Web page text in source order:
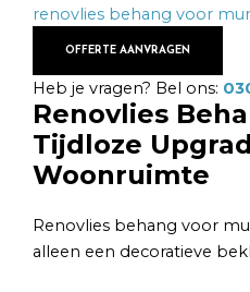
renovlies behang voor
OFFERTE AANVRAGEN
Heb je vragen? Bel ons:
Renovlies
Tijdloze
Woonruimte
Renovlies behang voor
alleen een decoratieve